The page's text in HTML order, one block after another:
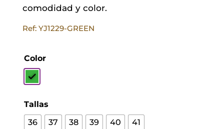
comodidad y color.
Ref: YJ1229-GREEN
Color
Tallas
36
37 38 39 40 41